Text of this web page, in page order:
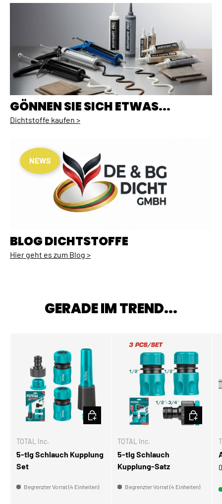
GÖNNEN SIE SICH ETWAS...
Dichtstoffe kaufen >
NEWS
BLOG DICHTSTOFFE
Hier geht es zum Blog >
GERADE IM TREND...
TOTAL Inc.
5-tlg Schlauch Kupplung
Set
Begrenzter Vorrat (4 Einheiten)
IN DEN WARENKORB
TOTAL Inc.
5-tlg Schlauch
Kupplung-Satz
Begrenzter Vorrat (4 Einheiten)
IN DEN